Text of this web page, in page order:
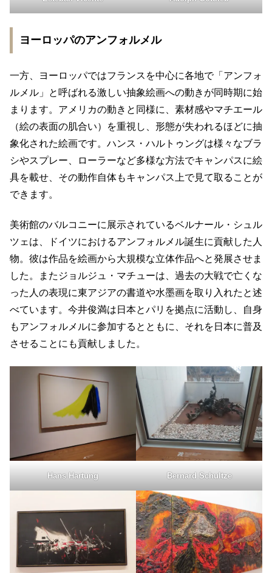
ヨーロッパのアンフォルメル
一方、ヨーロッパではフランスを中心に各地で「アンフォ
ルメル」と呼ばれる激しい抽象絵画への動きが同時期に始
まります。アメリカの動きと同様に、素材感やマチエール
（絵の表面の肌合い）を重視し、形態が失われるほどに抽
象化された絵画です。ハンス・ハルトゥングは様々なブラ
シやスプレー、ローラーなど多様な方法でキャンパスに絵
具を載せ、その動作自体もキャンパス上で見て取ることが
できます。
美術館のバルコニーに展示されているベルナール・シュル
ツェは、ドイツにおけるアンフォルメル誕生に貢献した人
物。彼は作品を絵画から大規模な立体作品へと発展させま
した。またジョルジュ・マチューは、過去の大戦で亡くな
った人の表現に東アジアの書道や水墨画を取り入れたと述
べています。今井俊満は日本とパリを拠点に活動し、自身
もアンフォルメルに参加するとともに、それを日本に普及
させることにも貢献しました。
Hans Hartung Bernard Schultze